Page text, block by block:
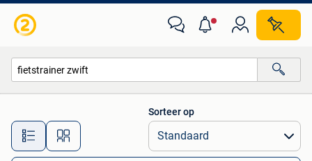
Alle afstanden…
Sorteer op